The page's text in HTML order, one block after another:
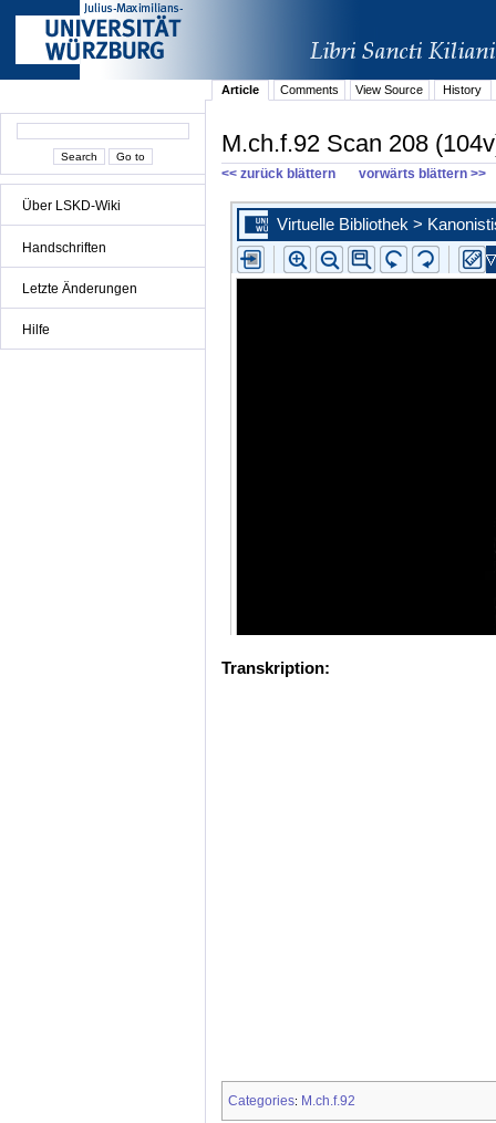
Über LSKD-Wiki
Handschriften
Letzte Änderungen
Hilfe
Article Comments View Source History
M.ch.f.92 Scan 208
<< zurück blättern vorwärts blättern >>
Transkription:
Categories: M.ch.f.92